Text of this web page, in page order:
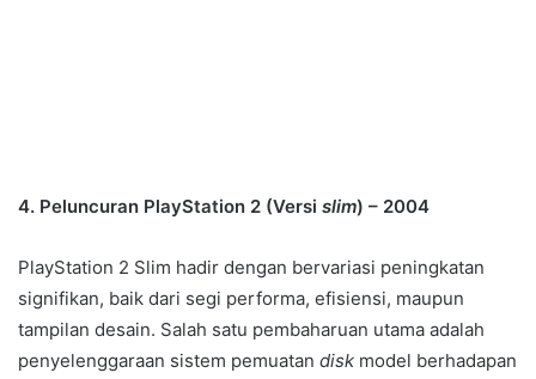
4. Peluncuran PlayStation 2 (Versi slim) – 2004
PlayStation 2 Slim hadir dengan bervariasi peningkatan
signifikan, baik dari segi performa, efisiensi, maupun
tampilan desain. Salah satu pembaharuan utama adalah
penyelenggaraan sistem pemuatan disk model berhadapan